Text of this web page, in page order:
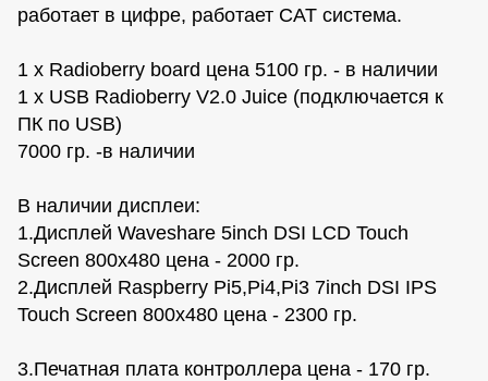
работает в цифре, работает САТ система.
1 x Radioberry board цена 5100 гр. - в наличии
1 x USB Radioberry V2.0 Juice (подключается к
ПК по USB)
7000 гр. -в наличии
В наличии дисплеи:
1.Дисплей Waveshare 5inch DSI LCD Touch
Screen 800x480 цена - 2000 гр.
2.Дисплей Raspberry Pi5,Pi4,Pi3 7inch DSI IPS
Touch Screen 800x480 цена - 2300 гр.
3.Печатная плата контроллера цена - 170 гр.